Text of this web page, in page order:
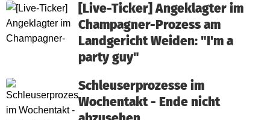
[Live-Ticker] Angeklagter im
Champagner-Prozess am
Landgericht Weiden: "I'm a
party guy"
Schleuserprozesse im
Wochentakt - Ende nicht